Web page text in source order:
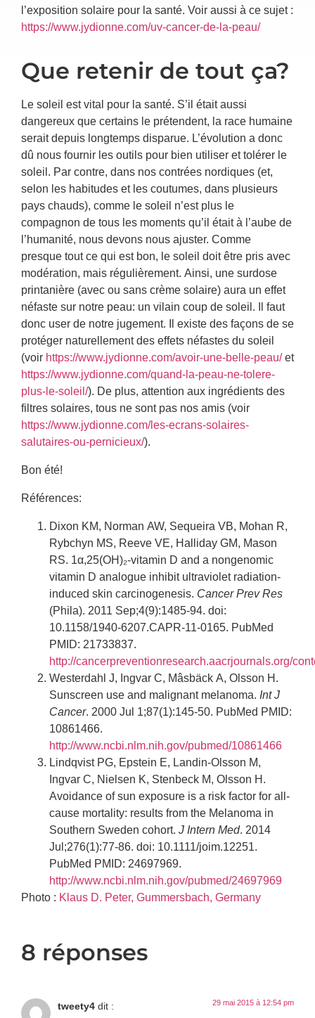
l’exposition solaire pour la santé. Voir aussi à ce sujet :
https://www.jydionne.com/uv-cancer-de-la-peau/
Que retenir de tout ça?
Le soleil est vital pour la santé. S’il était aussi
dangereux que certains le prétendent, la race humaine
serait depuis longtemps disparue. L’évolution a donc
dû nous fournir les outils pour bien utiliser et tolérer le
soleil. Par contre, dans nos contrées nordiques (et,
selon les habitudes et les coutumes, dans plusieurs
pays chauds), comme le soleil n’est plus le
compagnon de tous les moments qu’il était à l’aube de
l’humanité, nous devons nous ajuster. Comme
presque tout ce qui est bon, le soleil doit être pris avec
modération, mais régulièrement. Ainsi, une surdose
printanière (avec ou sans crème solaire) aura un effet
néfaste sur notre peau: un vilain coup de soleil. Il faut
donc user de notre jugement. Il existe des façons de se
protéger naturellement des effets néfastes du soleil
(voir https://www.jydionne.com/avoir-une-belle-peau/et
https://www.jydionne.com/quand-la-peau-ne-tolere-
plus-le-soleil/). De plus, attention aux ingrédients des
filtres solaires, tous ne sont pas nos amis (voir
https://www.jydionne.com/les-ecrans-solaires-
salutaires-ou-pernicieux/).
Bon été!
Références:
Dixon KM, Norman AW, Sequeira VB, Mohan R,
Rybchyn MS, Reeve VE, Halliday GM, Mason
RS. 1α,25(OH)₂-vitamin D and a nongenomic
vitamin D analogue inhibit ultraviolet radiation-
induced skin carcinogenesis. Cancer Prev Res
(Phila). 2011 Sep;4(9):1485-94. doi:
10.1158/1940-6207.CAPR-11-0165. PubMed
PMID: 21733837.
http://cancerpreventionresearch.aacrjournals.org/
Westerdahl J, Ingvar C, Mâsbäck A, Olsson H.
Sunscreen use and malignant melanoma. Int J
Cancer. 2000 Jul 1;87(1):145-50. PubMed PMID:
10861466.
http://www.ncbi.nlm.nih.gov/pubmed/10861466
Lindqvist PG, Epstein E, Landin-Olsson M,
Ingvar C, Nielsen K, Stenbeck M, Olsson H.
Avoidance of sun exposure is a risk factor for all-
cause mortality: results from the Melanoma in
Southern Sweden cohort. J Intern Med. 2014
Jul;276(1):77-86. doi: 10.1111/joim.12251.
PubMed PMID: 24697969.
http://www.ncbi.nlm.nih.gov/pubmed/24697969
Photo : Klaus D. Peter, Gummersbach, Germany
8 réponses
tweety4 dit : 29 mai 2015 à 12:54 pm